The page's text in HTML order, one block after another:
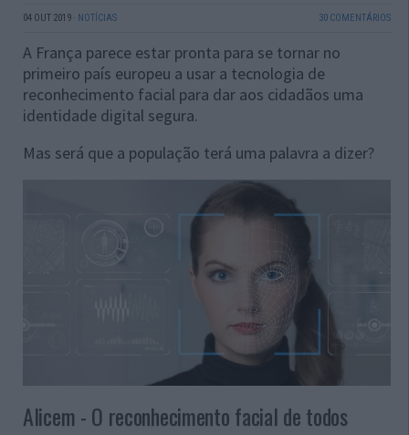
04 OUT 2019 · NOTÍCIAS 30 COMENTÁRIOS
A França parece estar pronta para se tornar no
primeiro país europeu a usar a tecnologia de
reconhecimento facial para dar aos cidadãos uma
identidade digital segura.
Mas será que a população terá uma palavra a dizer?
Alicem - O reconhecimento facial de todos